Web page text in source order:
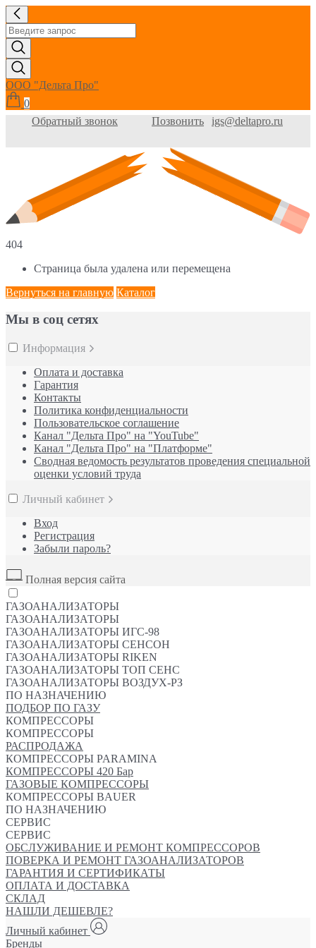
ООО "Дельта Про"
0
Обратный звонок
Позвонить igs@deltapro.ru
404
Страница была удалена или перемещена
Вернуться на главную Каталог
Мы в соц сетях
Информация
Оплата и доставка
Гарантия
Контакты
Политика конфиденциальности
Пользовательское соглашение
Канал "Дельта Про" на "YouTube"
Канал "Дельта Про" на "Платформе"
Сводная ведомость результатов проведения специальной
оценки условий труда
Личный кабинет
Вход
Регистрация
Забыли пароль?
Полная версия сайта
ГАЗОАНАЛИЗАТОРЫ
ГАЗОАНАЛИЗАТОРЫ
ГАЗОАНАЛИЗАТОРЫ ИГС-98
ГАЗОАНАЛИЗАТОРЫ СЕНСОН
ГАЗОАНАЛИЗАТОРЫ RIKEN
ГАЗОАНАЛИЗАТОРЫ ТОП СЕНС
ГАЗОАНАЛИЗАТОРЫ ВОЗДУХ-РЗ
ПО НАЗНАЧЕНИЮ
ПОДБОР ПО ГАЗУ
КОМПРЕССОРЫ
КОМПРЕССОРЫ
РАСПРОДАЖА
КОМПРЕССОРЫ PARAMINA
КОМПРЕССОРЫ 420 Бар
ГАЗОВЫЕ КОМПРЕССОРЫ
КОМПРЕССОРЫ BAUER
ПО НАЗНАЧЕНИЮ
СЕРВИС
СЕРВИС
ОБСЛУЖИВАНИЕ И РЕМОНТ КОМПРЕССОРОВ
ПОВЕРКА И РЕМОНТ ГАЗОАНАЛИЗАТОРОВ
ГАРАНТИЯ И СЕРТИФИКАТЫ
ОПЛАТА И ДОСТАВКА
СКЛАД
НАШЛИ ДЕШЕВЛЕ?
Личный кабинет
Бренды